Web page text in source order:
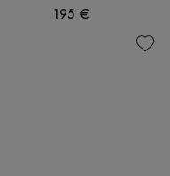
195 €